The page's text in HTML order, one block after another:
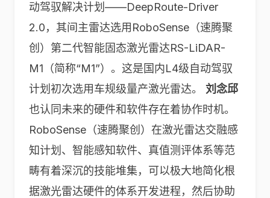
动驾驭解决计划——DeepRoute-Driver
2.0，其间主雷达选用RoboSense（速腾聚
创）第二代智能固态激光雷达RS-LiDAR-
M1（简称“M1”）。这是国内L4级自动驾驭
计划初次选用车规级量产激光雷达。 刘念邱
也认同未来的硬件和软件存在着协作时机。
RoboSense（速腾聚创）在激光雷达交融感
知计划、智能感知软件、真值测评体系等范
畴有着深沉的技能堆集，可以极大地简化根
据激光雷达硬件的体系开发进程，然后协助